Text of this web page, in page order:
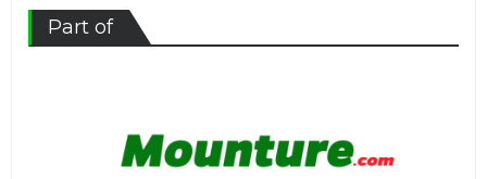
Part of